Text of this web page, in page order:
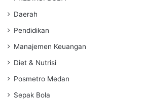
Daerah
Pendidikan
Manajemen Keuangan
Diet & Nutrisi
Posmetro Medan
Sepak Bola